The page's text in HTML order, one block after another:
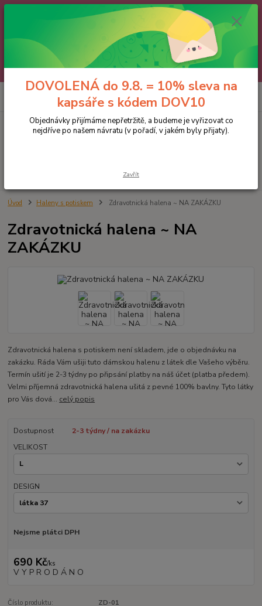
🌼 DOVOLENÁ do 9.8. 🌼
Jakmile se vrátíme, všechny objednávky, e-maily i telefonáty vyřídíme
postupně - v pořadí, v jakém nám přišly. Děkujeme za trpělivost.
A abychom vám čekání trochu zpříjemnili: doprava ZDARMA nad 700 Kč
a 10% sleva na kapsáře 😊 Slevový kód: DOV10
Menu
0
Úvod Haleny s potiskem Zdravotnická halena ~ NA ZAKÁZKU
Zdravotnická halena ~ NA
ZAKÁZKU
Zdravotnická halena s potiskem není skladem, jde o objednávku na
zakázku. Ráda Vám ušiji tuto dámskou halenu z látek dle Vašeho výběru.
Termín ušití je 2-3 týdny po připsání platby na náš účet (platba předem).
Velmi příjemná zdravotnická halena ušitá z pevné 100% bavlny. Tyto látky
pro Vás dová... celý popis
Dostupnost
2-3 týdny / na zakázku
VELIKOST
DESIGN
Nejsme plátci DPH
690 Kč/ks
V Y P R O D Á N O
Číslo produktu: ZD-01
DOVOLENÁ do 9.8. = 10% sleva na
kapsáře s kódem DOV10
Objednávky přijímáme nepřetržitě, a budeme je vyřizovat co
nejdříve po našem návratu (v pořadí, v jakém byly přijaty).
Zavřít